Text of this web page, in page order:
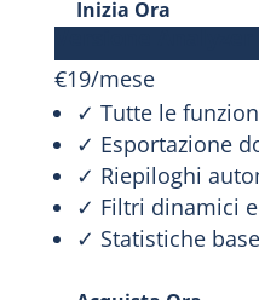
Inizia Ora
€19/mese
✓ Tutte le
✓ Esportazione
✓ Riepiloghi
✓ Filtri dinamici
✓ Statistiche base